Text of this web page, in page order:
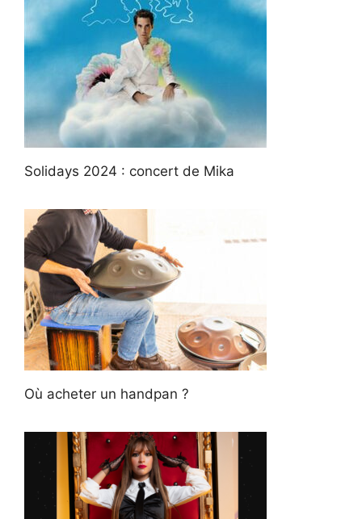
Solidays 2024 : concert de Mika
Où acheter un handpan ?